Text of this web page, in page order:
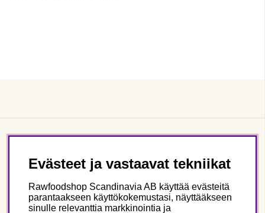
Evästeet ja vastaavat tekniikat
Rawfoodshop Scandinavia AB käyttää evästeitä
parantaakseen käyttökokemustasi, näyttääkseen
sinulle relevanttia markkinointia ja